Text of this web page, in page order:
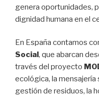
genera oportunidades,
dignidad humana en el
En España contamos
Social, que abarcan
través del proyecto
ecológica, la mensajería
gestión de residuos, la